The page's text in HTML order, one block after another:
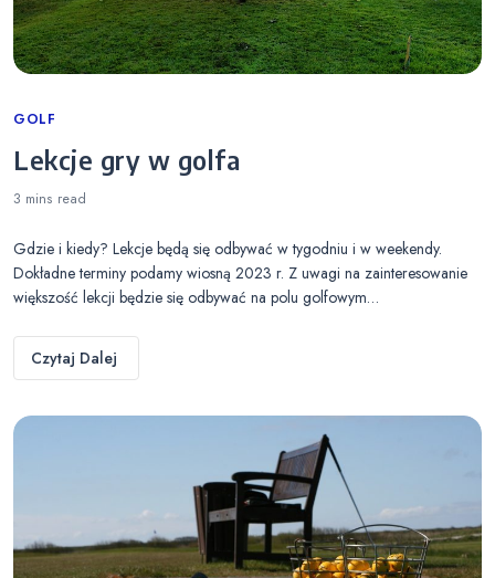
Categories
GOLF
Lekcje gry w golfa
3 mins read
Gdzie i kiedy? Lekcje będą się odbywać w tygodniu i w weekendy.
Dokładne terminy podamy wiosną 2023 r. Z uwagi na zainteresowanie
większość lekcji będzie się odbywać na polu golfowym…
Czytaj Dalej